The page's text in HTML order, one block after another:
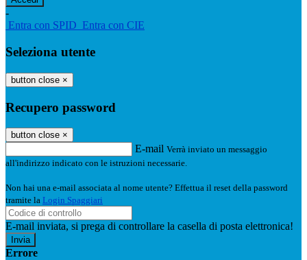
-
Entra con SPID Entra con CIE
Seleziona utente
button close ×
Recupero password
button close ×
E-mail Verrà inviato un messaggio
all'indirizzo indicato con le istruzioni necessarie.
Non hai una e-mail associata al nome utente? Effettua il reset della password
tramite la Login Spaggiari
E-mail inviata, si prega di controllare la casella di posta elettronica!
Errore